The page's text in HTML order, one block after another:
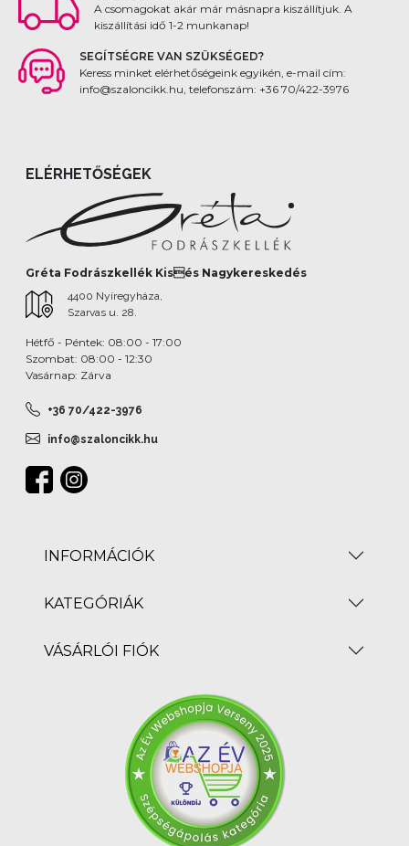
A csomagokat akár már másnapra kiszállítjuk. A
kiszállítási idő 1-2 munkanap!
SEGÍTSÉGRE VAN SZÜKSÉGED?
Keress minket elérhetőségeink egyikén, e-mail cím:
info@szaloncikk.hu, telefonszám: +36 70/422-3976
ELÉRHETŐSÉGEK
Gréta Fodrászkellék Kisés Nagykereskedés
4400 Nyíregyháza,
Szarvas u. 28.
Hétfő - Péntek: 08:00 - 17:00
Szombat: 08:00 - 12:30
Vasárnap: Zárva
+36 70/422-3976
info@szaloncikk.hu
INFORMÁCIÓK
KATEGÓRIÁK
VÁSÁRLÓI FIÓK